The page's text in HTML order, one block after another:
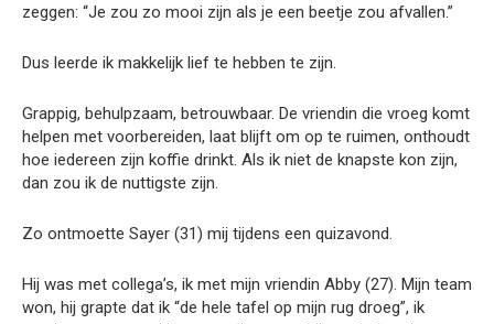
zeggen: “Je zou zo mooi zijn als je een beetje zou afvallen.”
Dus leerde ik makkelijk lief te hebben te zijn.
Grappig, behulpzaam, betrouwbaar. De vriendin die vroeg komt
helpen met voorbereiden, laat blijft om op te ruimen, onthoudt
hoe iedereen zijn koffie drinkt. Als ik niet de knapste kon zijn,
dan zou ik de nuttigste zijn.
Zo ontmoette Sayer (31) mij tijdens een quizavond.
Hij was met collega’s, ik met mijn vriendin Abby (27). Mijn team
won, hij grapte dat ik “de hele tafel op mijn rug droeg”, ik